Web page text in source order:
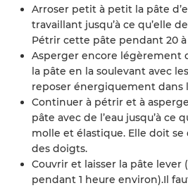
Arroser petit à petit la pâte
travaillant jusqu’à ce qu’elle
Pétrir cette pâte pendant 20
Asperger encore légèrement
la pâte en la soulevant avec
reposer énergiquement dans
Continuer à pétrir et à
pâte avec de l’eau jusqu’à ce
molle et élastique. Elle doit
des doigts.
Couvrir et laisser la pâte
pendant 1 heure environ).Il